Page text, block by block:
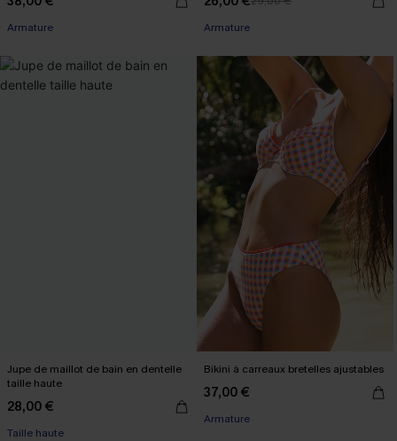
Armature
Armature
Jupe de maillot de bain en dentelle
taille haute
28,00 €
Taille haute
Bikini à carreaux bretelles ajustables
37,00 €
Armature